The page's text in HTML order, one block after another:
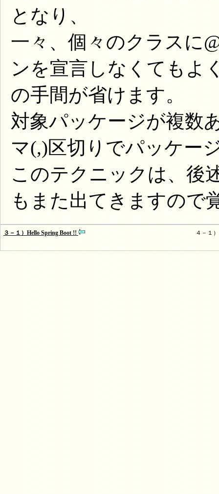
となり、
一々、個々のクラスに
ンを宣言しなくてもよ
の手間が省けます。
対象パッケージが複数
マ(,)区切りでパッケー
このテクニックは、後
もまた出てきますので
３－１）Hello Spring Boot !! ４－１